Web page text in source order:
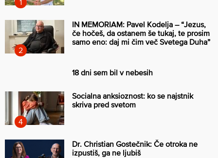
IN MEMORIAM: Pavel Kodelja – “Jezus,
če hočeš, da ostanem še tukaj, te prosim
samo eno: daj mi čim več Svetega Duha”
18 dni sem bil v nebesih
Socialna anksioznost: ko se najstnik
skriva pred svetom
Dr. Christian Gostečnik: Če otroka ne
izpustiš, ga ne ljubiš